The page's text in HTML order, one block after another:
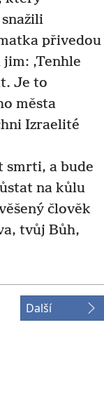
snažili
přivedou
‚Tenhle
Je to
města
Izraelité
smrti, a bude
na kůlu
člověk
tvůj Bůh,
Další